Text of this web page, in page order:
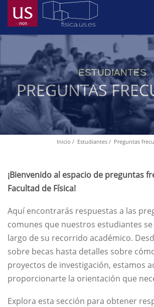
Pasar
contenido
Menú
Principal
ESTUDIANTES
PREGUNTAS
navegación
Inicio Estudiantes Preguntas
¡Bienvenido al espacio de preguntas
Facultad de Física!
Aquí encontrarás respuestas a las
comunes que nuestros estudiantes
largo de su recorrido académico.
sobre becas hasta detalles sobre
proyectos de investigación, estamos
proporcionarte la orientación que
Explora esta sección para obtener